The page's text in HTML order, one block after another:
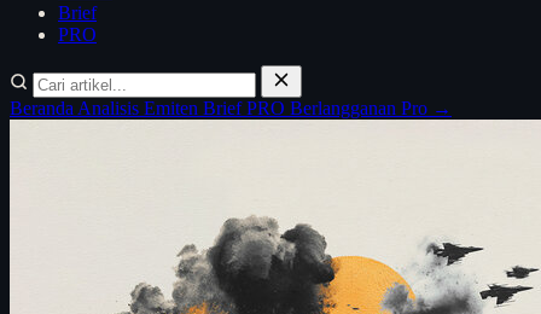
Brief
PRO
Beranda Analisis Emiten BriefPRO Berlangganan Pro →